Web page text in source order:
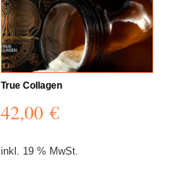
True Collagen
42,00 €
inkl. 19 % MwSt.